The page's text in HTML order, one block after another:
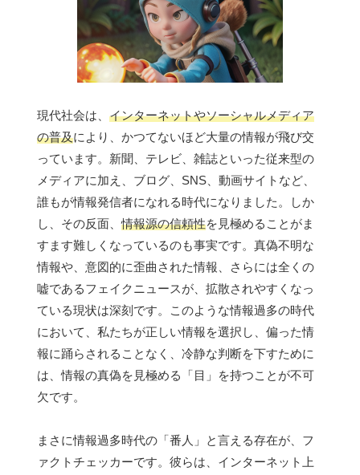
現代社会は、 インターネットやソーシャルメディア
の普及により、かつてないほど大量の情報が飛び交
っています。新聞、テレビ、雑誌といった従来型の
メディアに加え、ブログ、SNS、動画サイトなど、
誰もが情報発信者になれる時代になりました。しか
し、その反面、情報源の信頼性を見極めることがま
すます難しくなっているのも事実です。真偽不明な
情報や、意図的に歪曲された情報、さらには全くの
嘘であるフェイクニュースが、拡散されやすくなっ
ている現状は深刻です。このような情報過多の時代
において、私たちが正しい情報を選択し、偏った情
報に踊らされることなく、冷静な判断を下すために
は、情報の真偽を見極める「目」を持つことが不可
欠です。
まさに情報過多時代の「番人」と言える存在が、フ
ァクトチェッカーです。彼らは、インターネット上